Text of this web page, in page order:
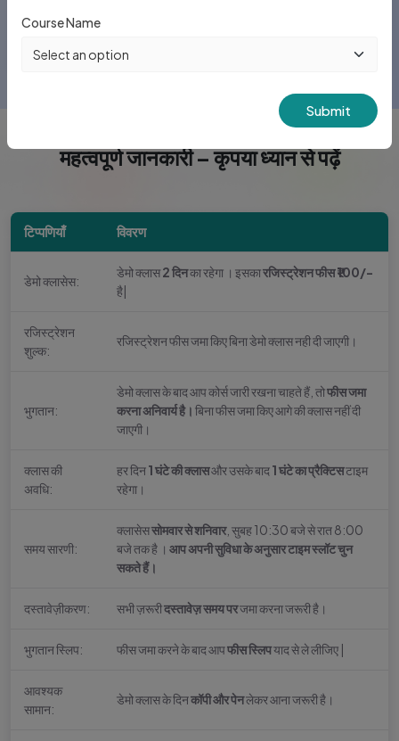
Payment Mode
महत्वपूर्ण जानकारी – कृपया ध्यान से पढ़ें
टिप्पणियाँ विवरण
डेमो क्लासेस:
डेमो क्लास2 दिनका रहेगा । इसकारजिस्ट्रेशन फीस ₹100/-
है|
रजिस्ट्रेशन
शुल्क:
रजिस्ट्रेशन फीस जमा किए बिना डेमो क्लास नही दी जाएगी।
भुगतान:
डेमो क्लास के बाद आप कोर्स जारी रखना चाहते हैं, तोफीस जमा
करना अनिवार्य है। बिना फीस जमा किए आगे की क्लास नहीं दी
जाएगी।
क्लास की
अवधि:
हर दिन1 घंटे की क्लासऔर उसके बाद1 घंटे का प्रैक्टिसटाइम
रहेगा।
समय सारणी:
क्लासेससोमवार से शनिवार, सुबह 10:30 बजे से रात 8:00
बजे तक है । आप अपनी सुविधा के अनुसार टाइम स्लॉट चुन
सकते हैं।
दस्तावेज़ीकरण: सभी ज़रूरीदस्तावेज़ समय परजमा करना जरूरी है।
भुगतान स्लिप: फीस जमा करने के बाद आपफीस स्लिपयाद से ले लीजिए |
आवश्यक
सामान:
डेमो क्लास के दिनकॉपी और पेनलेकर आना जरूरी है।
Course Name
Submit